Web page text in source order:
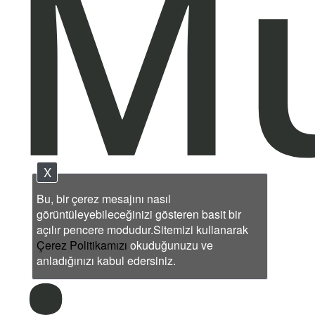
Bu, bir çerez mesajını nasıl
görüntüleyebileceğinizi gösteren basit bir
açılır pencere modudur.Sitemizi kullanarak
Çerez Politikamızı okuduğunuzu ve
anladığınızı kabul edersiniz.
X